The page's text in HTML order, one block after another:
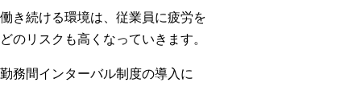
き続ける環境は、従業員に疲労を
のリスクも高くなっていきます。
務間インターバル制度の導入に